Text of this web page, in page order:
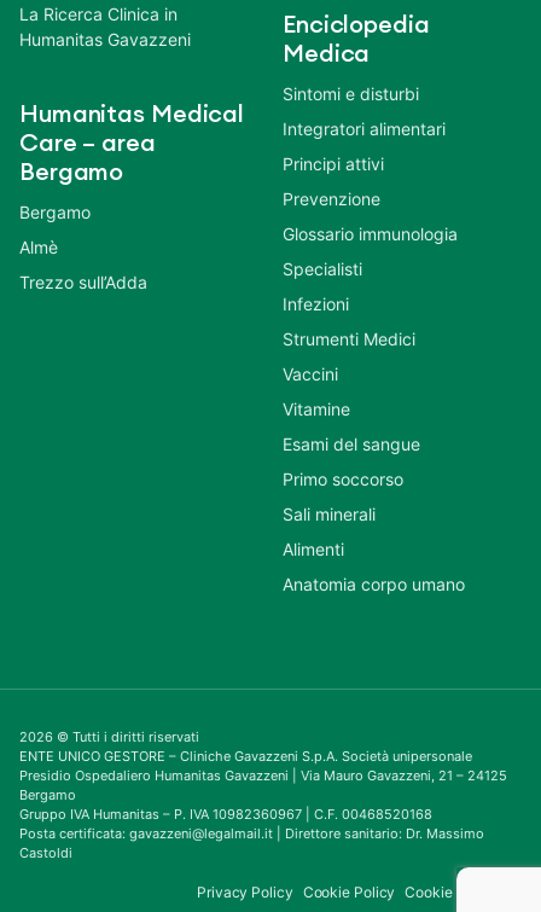
La Ricerca Clinica in
Humanitas Gavazzeni
Humanitas Medical
Care – area
Bergamo
Bergamo
Almè
Trezzo sull’Adda
Enciclopedia
Medica
Sintomi e disturbi
Integratori alimentari
Principi attivi
Prevenzione
Glossario immunologia
Specialisti
Infezioni
Strumenti Medici
Vaccini
Vitamine
Esami del sangue
Primo soccorso
Sali minerali
Alimenti
Anatomia corpo umano
2026 © Tutti i diritti riservati
ENTE UNICO GESTORE – Cliniche Gavazzeni S.p.A. Società unipersonale
Presidio Ospedaliero Humanitas Gavazzeni | Via Mauro Gavazzeni, 21 – 24125
Bergamo
Gruppo IVA Humanitas – P. IVA 10982360967 | C.F. 00468520168
Posta certificata: gavazzeni@legalmail.it | Direttore sanitario: Dr. Massimo
Castoldi
Privacy Policy Cookie Policy Cookie Consent